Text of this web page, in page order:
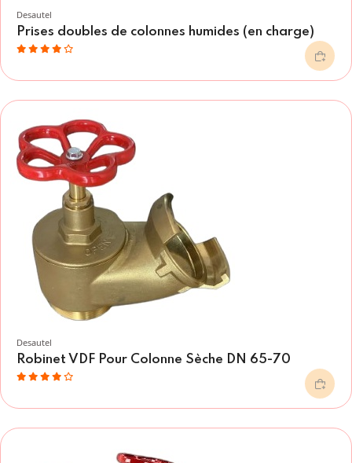
Desautel
Prises doubles de colonnes humides (en charge)
Desautel
Robinet VDF Pour Colonne Sèche DN 65-70